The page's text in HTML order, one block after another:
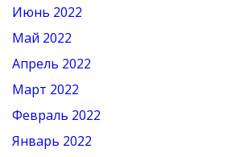
Июнь 2022
Май 2022
Апрель 2022
Март 2022
Февраль 2022
Январь 2022